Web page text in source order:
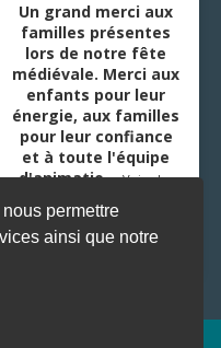
permettre
ainsi que notre
Un grand merci aux
familles présentes
lors de notre fête
médiévale. Merci aux
enfants pour leur
énergie, aux familles
pour leur confiance
et à toute l'équipe
d'animatio ...Voir plus